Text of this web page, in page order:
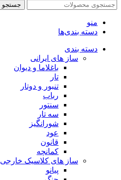
جستجو
منو
دسته بندی‌ها
دسته بندی
ساز های ایرانی
باغلاما و دیوان
تار
تنبور و دوتار
رباب
سنتور
سه تار
شورانگیز
عود
قانون
کمانچه
ساز های کلاسیک خارجی
پیانو